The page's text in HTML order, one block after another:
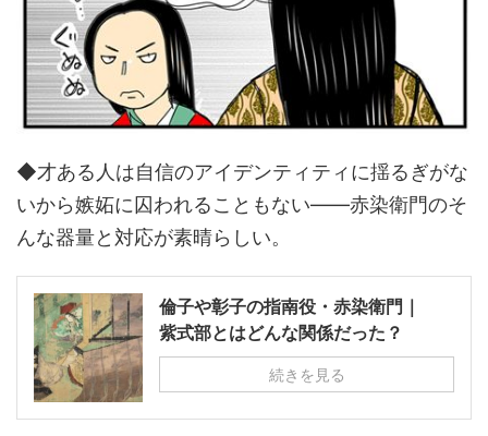
◆才ある人は自信のアイデンティティに揺るぎがな
いから嫉妬に囚われることもない――赤染衛門のそ
んな器量と対応が素晴らしい。
倫子や彰子の指南役・赤染衛門｜
紫式部とはどんな関係だった？
続きを見る